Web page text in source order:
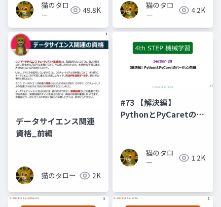
猫のタロ
ー
49.8K
猫のタロ
ー
4.2K
データサイエンス関連
資格_前編
猫のタロー 2K
#73 【解決編】
PythonとPyCaretのバ
猫のタロ
ー
1.2K